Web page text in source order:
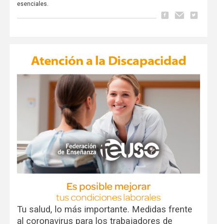
esenciales.
Tu salud, lo más importante. Medidas frente
al coronavirus para los trabajadores de